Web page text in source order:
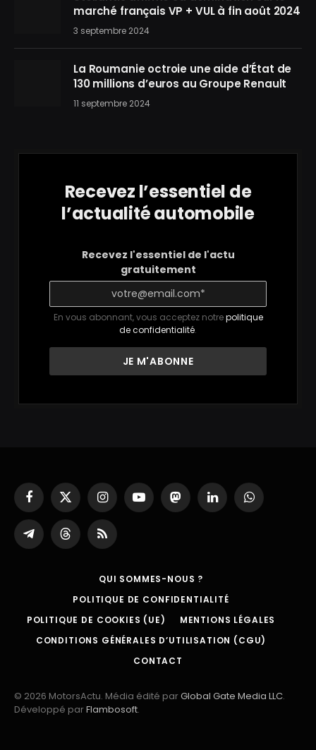
marché français VP + VUL à fin août 2024
3 septembre 2024
La Roumanie octroie une aide d’État de
130 millions d’euros au Groupe Renault
11 septembre 2024
Recevez l’essentiel de
l’actualité automobile
Recevez l'essentiel de l'actu
gratuitement
En vous abonnant, vous acceptez notrepolitique
de confidentialité.
Facebook
X
(Twitter)
InstagramYouTubeMastodonLinkedInWhatsApp
Partager
sur
ThreadsRSS
QUI SOMMES-NOUS ?
POLITIQUE DE CONFIDENTIALITÉ
POLITIQUE DE COOKIES (UE)
MENTIONS LÉGALES
CONDITIONS GÉNÉRALES D’UTILISATION (CGU)
CONTACT
© 2026 MotorsActu. Média édité parGlobal Gate Media LLC.
Développé parFlambosoft.